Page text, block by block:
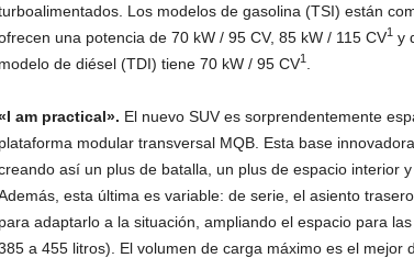
Los modelos de gasolina (TSI) están
una potencia de 70 kW / 95 CV, 85 kW / 115 CV1y
modelo de diésel (TDI) tiene 70 kW / 95 CV1.
am practical». El nuevo SUV es sorprendentemente
plataforma modular transversal MQB. Esta base
así un plus de batalla, un plus de espacio interior
esta última es variable: de serie, el asiento
para adaptarlo a la situación, ampliando el espacio para
a 455 litros). El volumen de carga máximo es el mejor